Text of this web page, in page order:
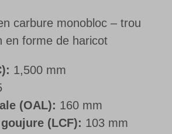
carbure monobloc – trou
en forme de haricot
1,500 mm
(OAL): 160 mm
(LCF): 103 mm